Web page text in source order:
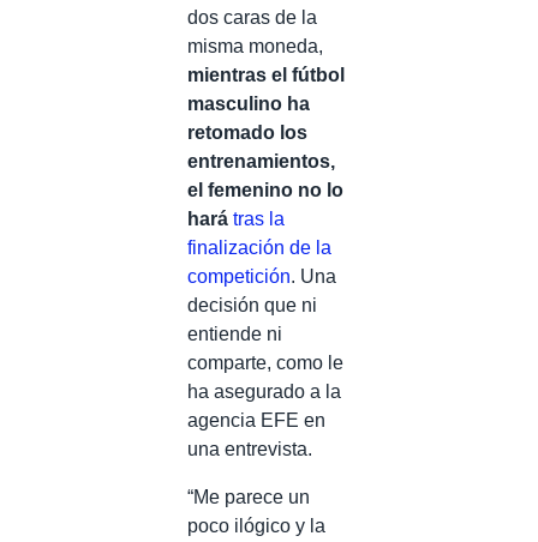
dos caras de la
misma moneda,
mientras el fútbol
masculino ha
retomado los
entrenamientos,
el femenino no lo
hará tras la
finalización de la
competición. Una
decisión que ni
entiende ni
comparte, como le
ha asegurado a la
agencia EFE en
una entrevista.
“Me parece un
poco ilógico y la